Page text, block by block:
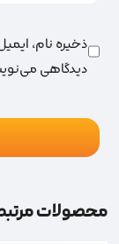
ذخیره نام،
دیدگاهی
محصولات